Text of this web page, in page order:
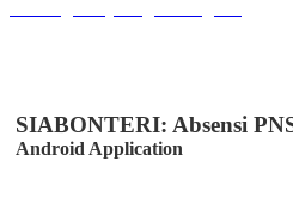
SIABONTERI: Absensi
Android Application